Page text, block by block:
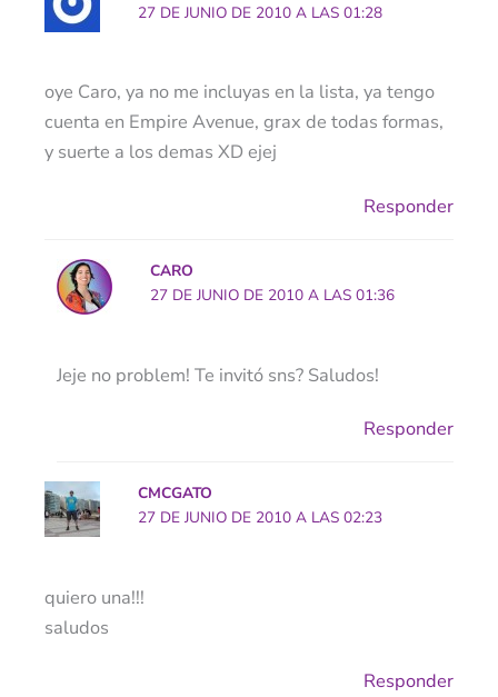
27 DE JUNIO DE 2010 A LAS 01:28
oye Caro, ya no me incluyas en la lista, ya tengo
cuenta en Empire Avenue, grax de todas formas,
y suerte a los demas XD ejej
Responder
CARO
27 DE JUNIO DE 2010 A LAS 01:36
Jeje no problem! Te invitó sns? Saludos!
Responder
CMCGATO
27 DE JUNIO DE 2010 A LAS 02:23
quiero una!!!
saludos
Responder